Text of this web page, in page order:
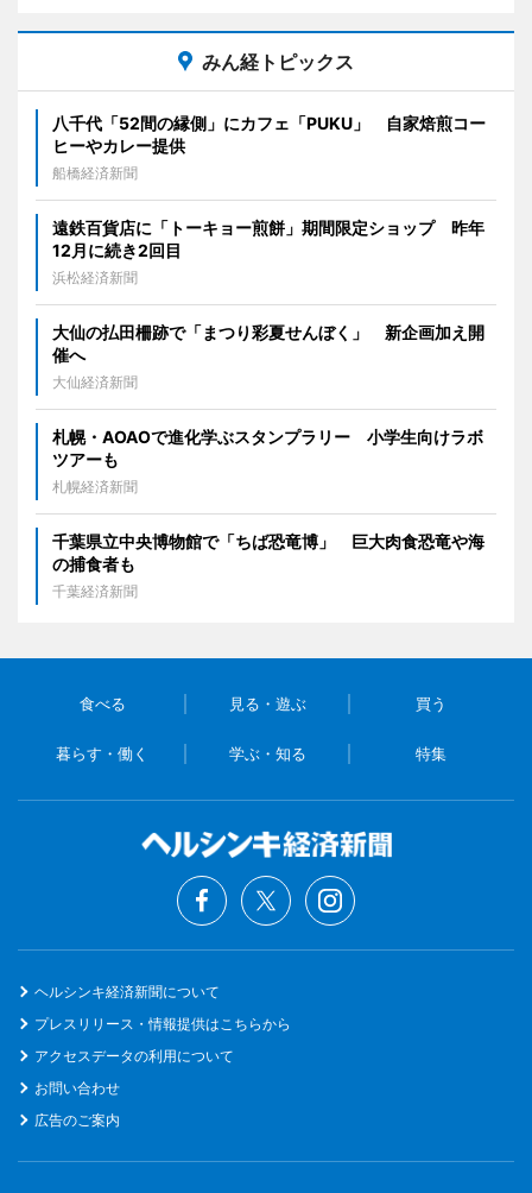
みん経トピックス
八千代「52間の縁側」にカフェ「PUKU」 自家焙煎コー
ヒーやカレー提供
船橋経済新聞
遠鉄百貨店に「トーキョー煎餅」期間限定ショップ 昨年
12月に続き2回目
浜松経済新聞
大仙の払田柵跡で「まつり彩夏せんぼく」 新企画加え開
催へ
大仙経済新聞
札幌・AOAOで進化学ぶスタンプラリー 小学生向けラボ
ツアーも
札幌経済新聞
千葉県立中央博物館で「ちば恐竜博」 巨大肉食恐竜や海
の捕食者も
千葉経済新聞
食べる 見る・遊ぶ 買う
暮らす・働く 学ぶ・知る 特集
ヘルシンキ経済新聞について
プレスリリース・情報提供はこちらから
アクセスデータの利用について
お問い合わせ
広告のご案内